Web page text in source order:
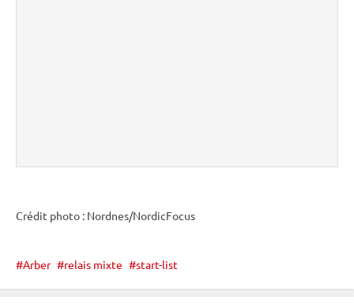
Crédit photo : Nordnes/NordicFocus
Arber relais mixte start-list